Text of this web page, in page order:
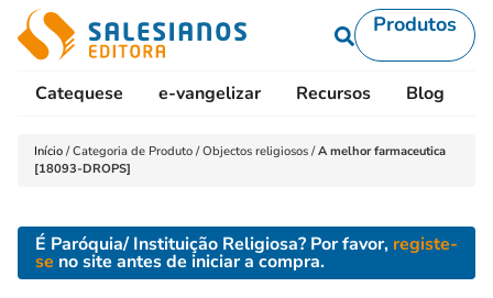
Produtos
Catequese e-vangelizar Recursos Blog
Início /Categoria de Produto /Objectos religiosos /A melhor farmaceutica
[18093-DROPS]
É Paróquia/ Instituição Religiosa? Por favor, registe-
se no site antes de iniciar a compra.